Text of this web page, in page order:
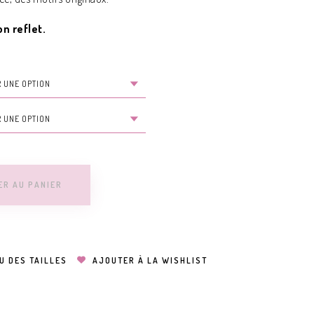
reflet.
AU PANIER
DES TAILLES AJOUTER À LA WISHLIST